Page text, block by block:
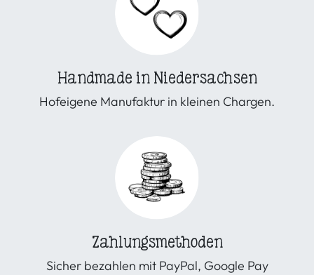
Handmade in Niedersachsen
Hofeigene Manufaktur in kleinen Chargen.
Zahlungsmethoden
Sicher bezahlen mit PayPal, Google Pay